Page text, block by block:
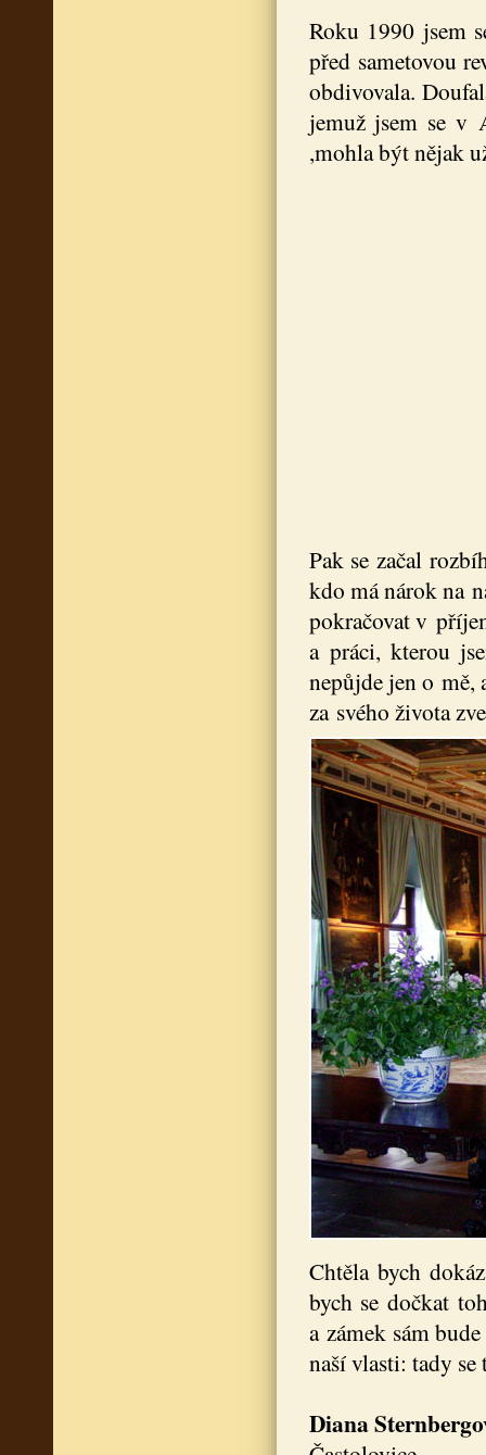
Roku 1990 jsem
před sametovou
obdivovala.
jemuž jsem se v
,mohla být nějak
Pak se začal
kdo má nárok na
pokračovat v
a práci, kterou
nepůjde jen o
za svého života
Chtěla bych
bych se dočkat
a zámek sám
naší vlasti: tady se
Diana